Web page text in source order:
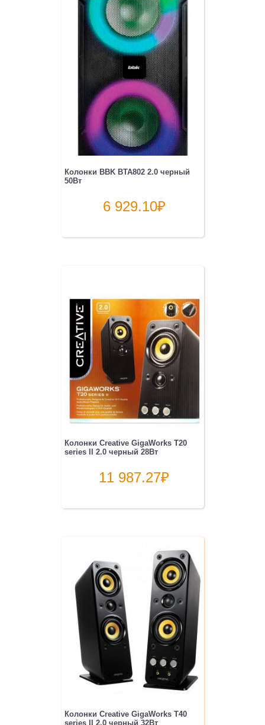
Колонки BBK BTA802 2.0 черный
50Вт
6 929.10₽
Колонки Creative GigaWorks T20
series II 2.0 черный 28Вт
11 987.27₽
Колонки Creative GigaWorks T40
series II 2.0 черный 32Вт